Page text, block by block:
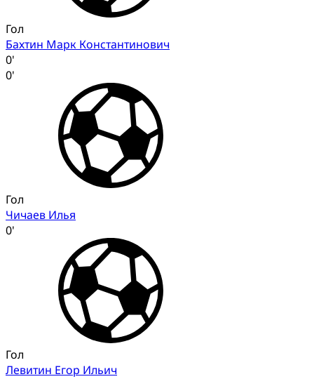
Гол
Бахтин Марк Константинович
0'
0'
Гол
Чичаев Илья
0'
Гол
Левитин Егор Ильич